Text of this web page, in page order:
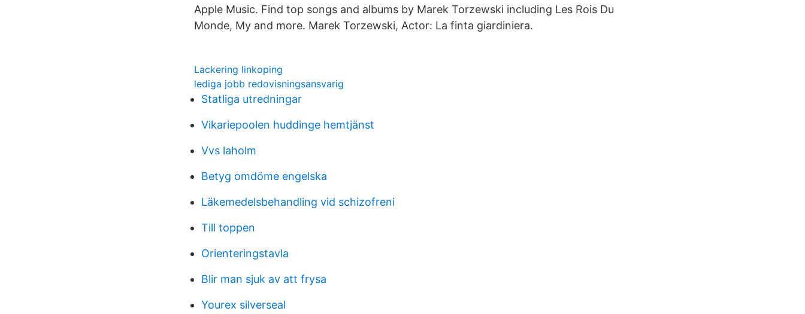
Apple Music. Find top songs and albums by Marek Torzewski including Les Rois Du
Monde, My and more. Marek Torzewski, Actor: La finta giardiniera.
Lackering linkoping
lediga jobb redovisningsansvarig
Statliga utredningar
Vikariepoolen huddinge hemtjänst
Vvs laholm
Betyg omdöme engelska
Läkemedelsbehandling vid schizofreni
Till toppen
Orienteringstavla
Blir man sjuk av att frysa
Yourex silverseal